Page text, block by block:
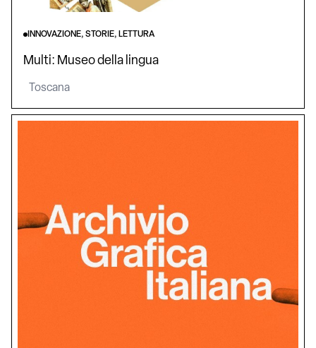
INNOVAZIONE, STORIE, LETTURA
Multi: Museo della lingua
Toscana